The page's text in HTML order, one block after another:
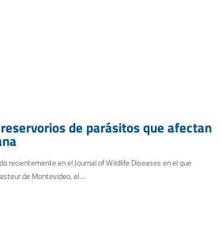
de parásitos que afectan
recientemente en el Journal of Wildlife Diseases en el que
de Montevideo, el ...